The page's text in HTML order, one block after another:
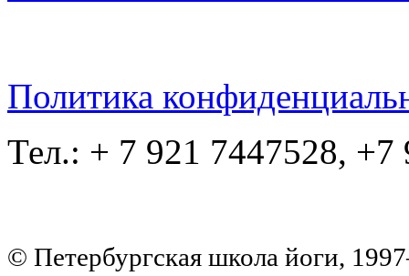
Политика
Тел.: + 7 921 7447528, +7
© Петербургская школа йоги,